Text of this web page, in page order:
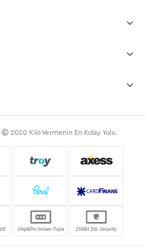
2020 Kilo Vermenin En Kolay Yolu.